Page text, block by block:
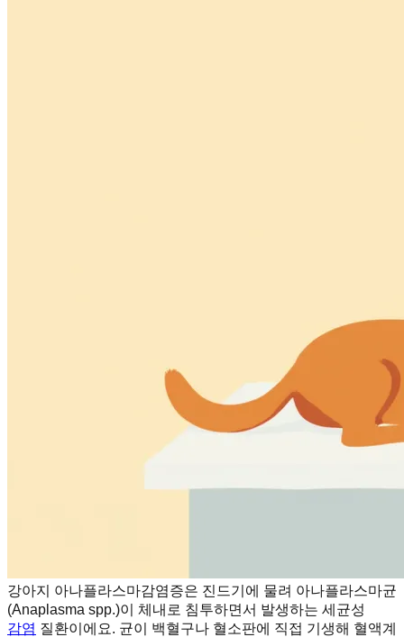
강아지 아나플라스마감염증은 진드기에 물려 아나플라스마균
(Anaplasma spp.)이 체내로 침투하면서 발생하는 세균성
감염 질환이에요. 균이 백혈구나 혈소판에 직접 기생해 혈액계